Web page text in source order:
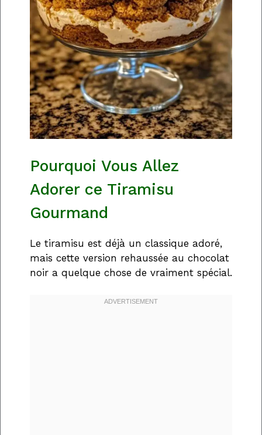
Pourquoi Vous Allez
Adorer ce Tiramisu
Gourmand
Le tiramisu est déjà un classique adoré,
mais cette version rehaussée au chocolat
noir a quelque chose de vraiment spécial.